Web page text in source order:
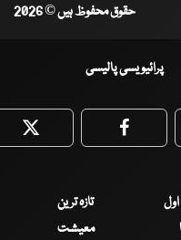
حقوق محفوظ ہیں © 2026
پرائیویسی پالیسی
Twitter
تازہ ترین
معیشت